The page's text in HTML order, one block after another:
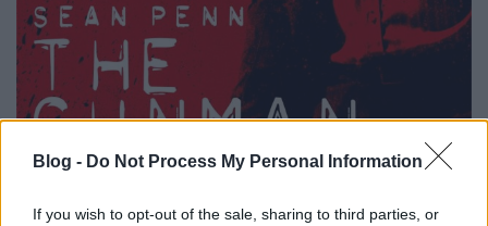
Blog - Do Not Process My Personal Information
If you wish to opt-out of the sale, sharing to third parties, or